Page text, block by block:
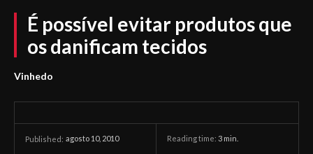
É possível evitar produtos que
os danificam tecidos
Vinhedo
Published: agosto 10, 2010 Reading time: 3 min.